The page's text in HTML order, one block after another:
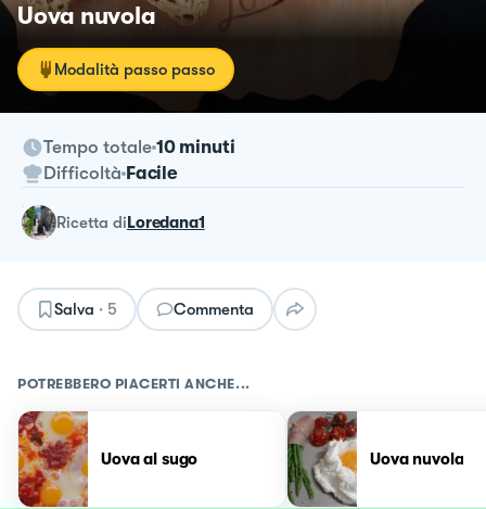
Uova nuvola
Modalità passo passo
Tempo totale 10 minuti
Difficoltà Facile
ricetta diLoredana1
Salva · 5 Commenta
POTREBBERO PIACERTI ANCHE...
Uova al sugo Uova nuvola